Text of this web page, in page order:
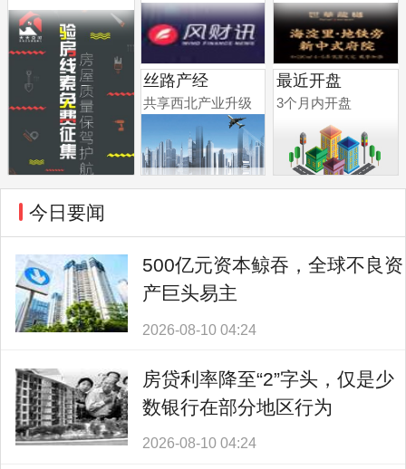
丝路产经
共享西北产业升级
最近开盘
3个月内开盘
今日要闻
500亿元资本鲸吞，全球不良资
产巨头易主
2026-08-10 04:24
房贷利率降至“2”字头，仅是少
数银行在部分地区行为
2026-08-10 04:24